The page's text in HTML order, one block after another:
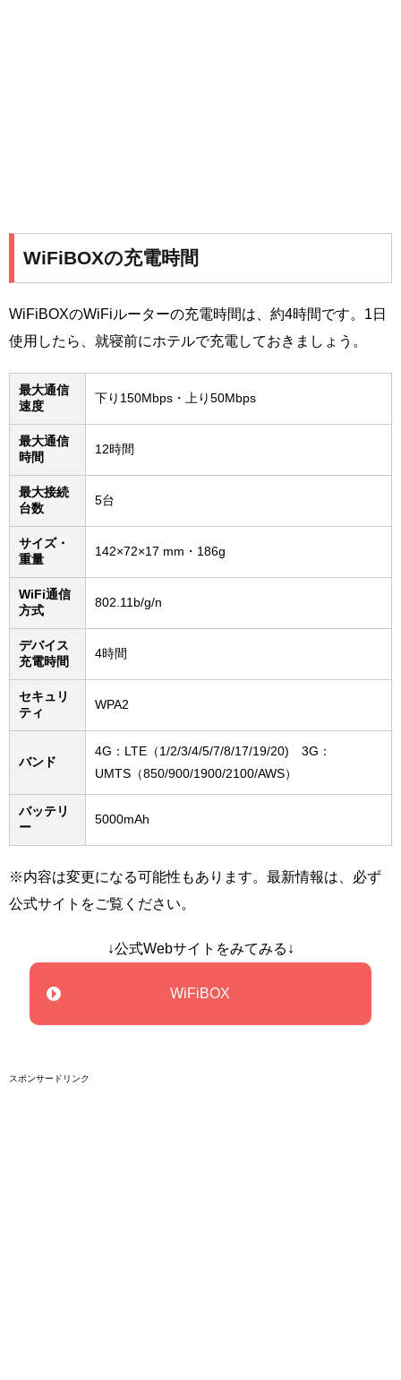
WiFiBOXの充電時間
WiFiBOXのWiFiルーターの充電時間は、約4時間です。1日
使用したら、就寝前にホテルで充電しておきましょう。
最大通信
速度
下り150Mbps・上り50Mbps
最大通信
時間
12時間
最大接続
台数
5台
サイズ・
重量
142×72×17 mm・186g
WiFi通信
方式
802.11b/g/n
デバイス
充電時間
4時間
セキュリ
ティ
WPA2
バンド
4G：LTE（1/2/3/4/5/7/8/17/19/20) 3G：
UMTS（850/900/1900/2100/AWS）
バッテリ
ー
5000mAh
※内容は変更になる可能性もあります。最新情報は、必ず
公式サイトをご覧ください。
↓公式Webサイトをみてみる↓
WiFiBOX
スポンサードリンク